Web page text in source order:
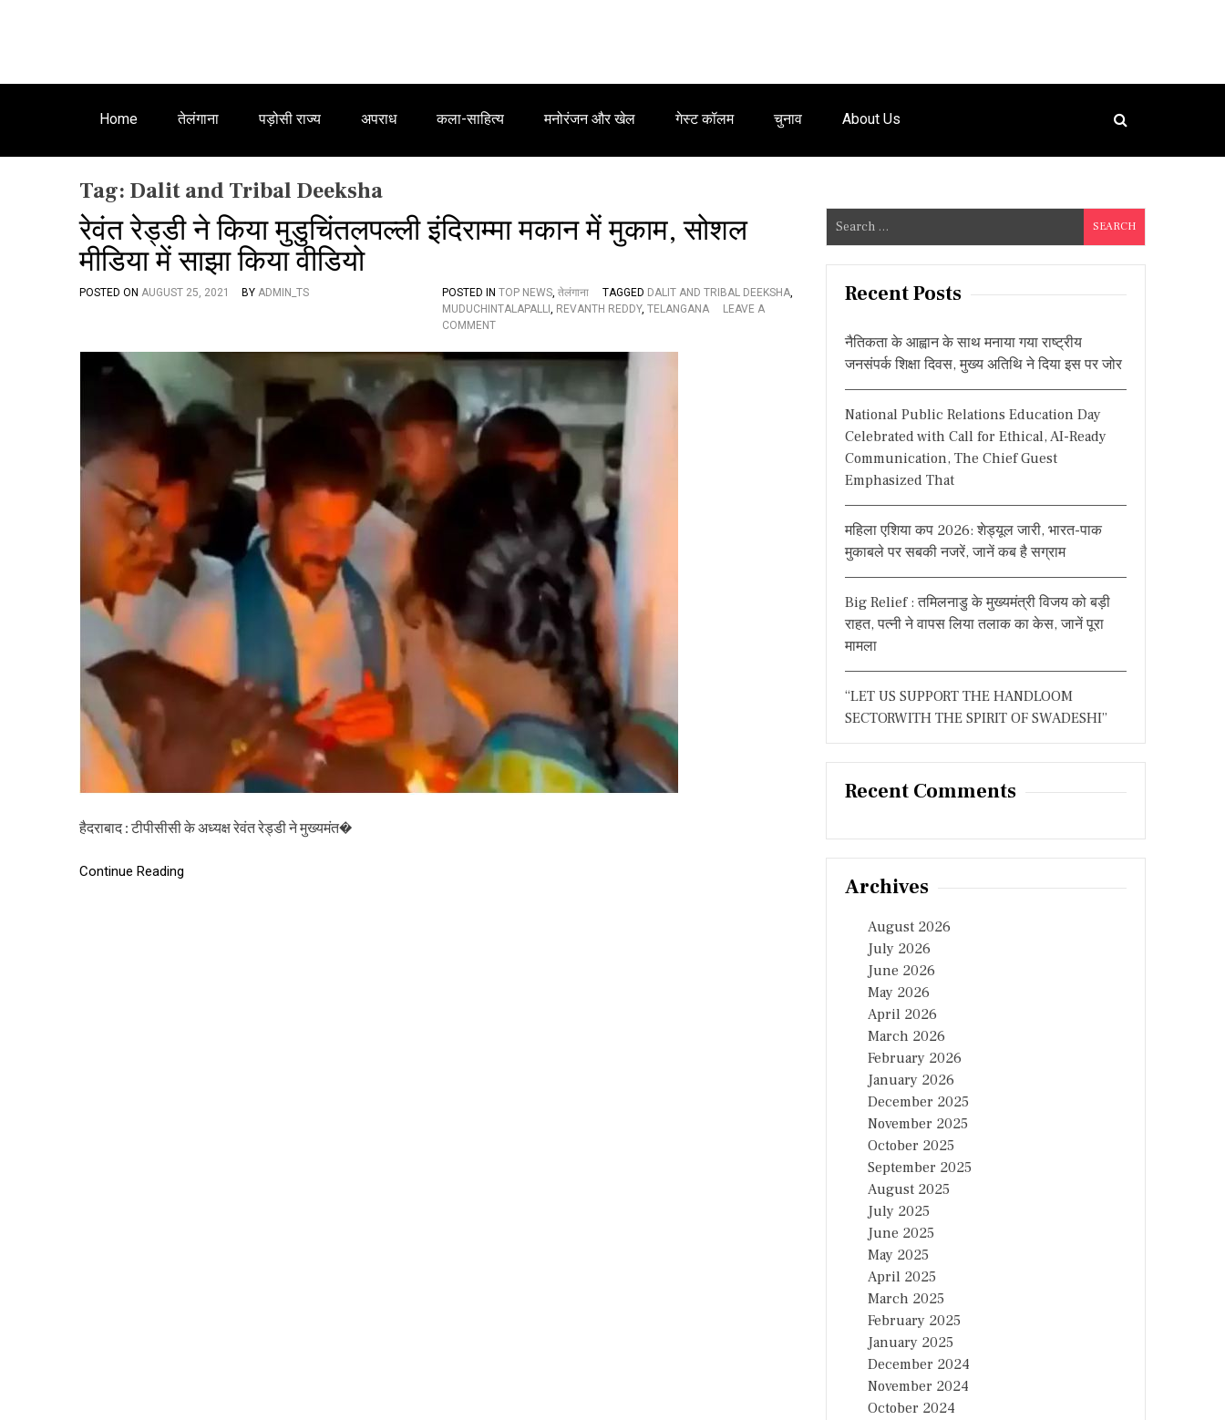
Home तेलंगाना पड़ोसी राज्य अपराध कला-साहित्य मनोरंजन और खेल गेस्ट कॉलम चुनाव About Us
Tag: Dalit and Tribal Deeksha
रेवंत रेड्डी ने किया मुडुचिंतलपल्ली इंदिराम्मा मकान में मुकाम, सोशल
मीडिया में साझा किया वीडियो
POSTED ON AUGUST 25, 2021 BY ADMIN_TS POSTED IN TOP NEWS, तेलंगाना TAGGED DALIT AND TRIBAL DEEKSHA,
MUDUCHINTALAPALLI , REVANTH REDDY, TELANGANA
LEAVE A
COMMENTO
रे
त
रे
ड्डी
त
ल
प
ल्ली
म्मा
में
मु
का
हैदराबाद : टीपीसीसी के अध्यक्ष रेवंत रेड्डी ने मुख्यमंत�
Continue Reading
e
a
Recent Posts
नैतिकता के आह्वान के साथ मनाया गया राष्ट्रीय
जनसंपर्क शिक्षा दिवस, मुख्य अतिथि ने दिया इस पर जोर
National Public Relations Education Day
Celebrated with Call for Ethical, AI-Ready
Communication, The Chief Guest
Emphasized That
महिला एशिया कप 2026: शेड्यूल जारी, भारत-पाक
मुकाबले पर सबकी नजरें, जानें कब है सग्राम
Big Relief : तमिलनाडु के मुख्यमंत्री विजय को बड़ी
राहत, पत्नी ने वापस लिया तलाक का केस, जानें पूरा
मामला
“LET US SUPPORT THE HANDLOOM
SECTORWITH THE SPIRIT OF SWADESHI”
Recent Comments
Archives
August 2026
July 2026
June 2026
May 2026
April 2026
March 2026
February 2026
January 2026
December 2025
November 2025
October 2025
September 2025
August 2025
July 2025
June 2025
May 2025
April 2025
March 2025
February 2025
January 2025
December 2024
November 2024
October 2024